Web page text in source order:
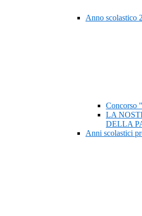
Anno scolastico
Concorso
LA
DELLA
Anni scolastici